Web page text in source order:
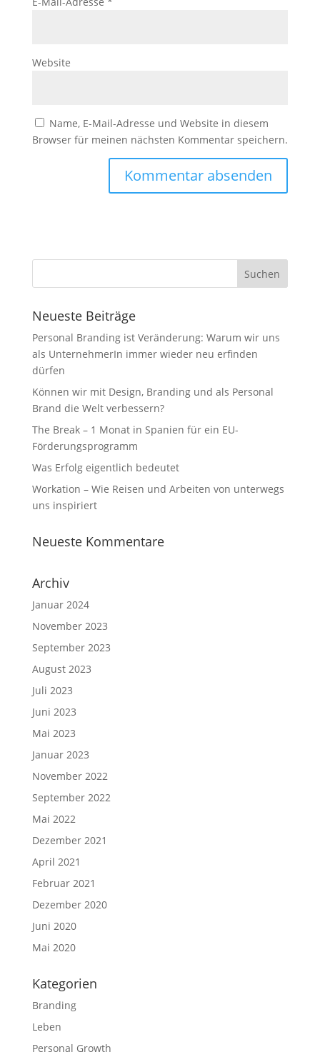
Website
Name, E-Mail-Adresse und Website in diesem
Browser für meinen nächsten Kommentar speichern.
Neueste Beiträge
Personal Branding ist Veränderung: Warum wir uns
als UnternehmerIn immer wieder neu erfinden
dürfen
Können wir mit Design, Branding und als Personal
Brand die Welt verbessern?
The Break – 1 Monat in Spanien für ein EU-
Förderungsprogramm
Was Erfolg eigentlich bedeutet
Workation – Wie Reisen und Arbeiten von unterwegs
uns inspiriert
Neueste Kommentare
Archiv
Januar 2024
November 2023
September 2023
August 2023
Juli 2023
Juni 2023
Mai 2023
Januar 2023
November 2022
September 2022
Mai 2022
Dezember 2021
April 2021
Februar 2021
Dezember 2020
Juni 2020
Mai 2020
Kategorien
Branding
Leben
Personal Growth